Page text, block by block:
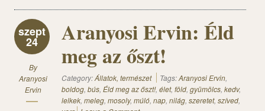
szept
24
By
Aranyosi
Ervin
Aranyosi Ervin: Éld
meg az őszt!
Category:Állatok, természet Tags:Aranyosi Ervin,
boldog, bús, Éld meg az őszt!, élet, föld, gyümölcs, kedv,
lelkek, meleg, mosoly, múló, nap, nilág, szeretet, szíved,